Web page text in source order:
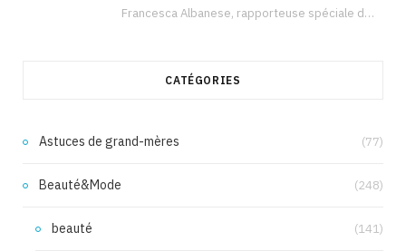
Francesca Albanese, rapporteuse spéciale de l’ONU sur les territoires palestiniens occupés, était à Tunis pour…
CATÉGORIES
Astuces de grand-mères (77)
Beauté&Mode (248)
beauté (141)